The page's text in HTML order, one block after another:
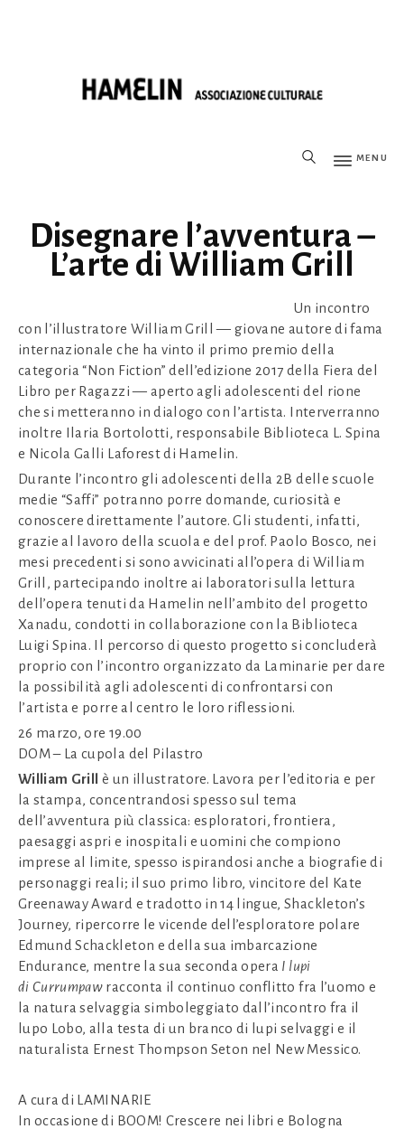
MENU
Disegnare l’avventura –
L’arte di William Grill
Un incontro
con l’illustratore William Grill — giovane autore di fama
internazionale che ha vinto il primo premio della
categoria “Non Fiction” dell’edizione 2017 della Fiera del
Libro per Ragazzi — aperto agli adolescenti del rione
che si metteranno in dialogo con l’artista. Interverranno
inoltre Ilaria Bortolotti, responsabile Biblioteca L. Spina
e Nicola Galli Laforest di Hamelin.
Durante l’incontro gli adolescenti della 2B delle scuole
medie “Saffi” potranno porre domande, curiosità e
conoscere direttamente l’autore. Gli studenti, infatti,
grazie al lavoro della scuola e del prof. Paolo Bosco, nei
mesi precedenti si sono avvicinati all’opera di William
Grill, partecipando inoltre ai laboratori sulla lettura
dell’opera tenuti da Hamelin nell’ambito del progetto
Xanadu, condotti in collaborazione con la Biblioteca
Luigi Spina. Il percorso di questo progetto si concluderà
proprio con l’incontro organizzato da Laminarie per dare
la possibilità agli adolescenti di confrontarsi con
l’artista e porre al centro le loro riflessioni.
26 marzo, ore 19.00
DOM – La cupola del Pilastro
William Grill è un illustratore. Lavora per l’editoria e per
la stampa, concentrandosi spesso sul tema
dell’avventura più classica: esploratori, frontiera,
paesaggi aspri e inospitali e uomini che compiono
imprese al limite, spesso ispirandosi anche a biografie di
personaggi reali; il suo primo libro, vincitore del Kate
Greenaway Award e tradotto in 14 lingue, Shackleton’s
Journey, ripercorre le vicende dell’esploratore polare
Edmund Schackleton e della sua imbarcazione
Endurance, mentre la sua seconda opera I lupi
di Currumpaw racconta il continuo conflitto fra l’uomo e
la natura selvaggia simboleggiato dall’incontro fra il
lupo Lobo, alla testa di un branco di lupi selvaggi e il
naturalista Ernest Thompson Seton nel New Messico.
A cura di LAMINARIE
In occasione di BOOM! Crescere nei libri e Bologna